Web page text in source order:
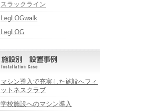
スラックライン
LegLOGwalk
LegLOG
マシン導入で充実した施設へフィ
ットネスクラブ
学校施設へのマシン導入